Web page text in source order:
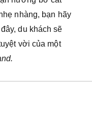
nhàng, bạn hãy
du khách sẽ
vời của một